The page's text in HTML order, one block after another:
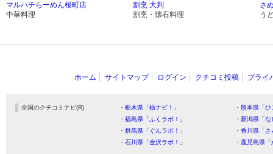
マルハチらーめん桜町店
中華料理
割烹 大判
割烹・懐石料理
さ
う
ホーム サイトマップ ログイン クチコミ投稿 プライ
全国のクチコミナビ(R) ・栃木県「栃ナビ！」
・熊本県「
・福島県「ふくラボ！」
・新潟県「
・群馬県「ぐんラボ！」
・香川県「
・石川県「金沢ラボ！」
・鹿児島県